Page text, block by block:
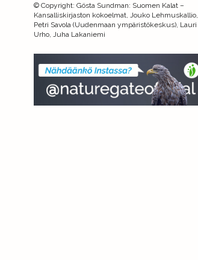
© Copyright: Gösta Sundman: Suomen Kalat –
Kansalliskirjaston kokoelmat, Jouko Lehmuskallio,
Petri Savola (Uudenmaan ympäristökeskus), Lauri
Urho, Juha Lakaniemi